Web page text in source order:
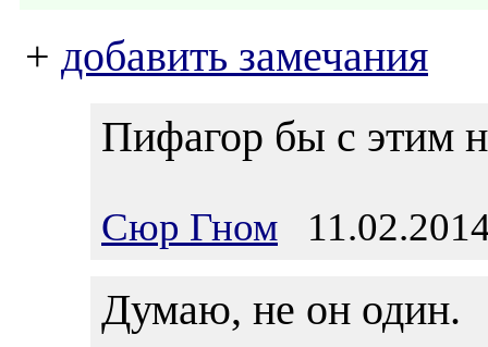
+ добавить замечания
Пифагор бы с этим
Сюр Гном
Думаю, не он один.